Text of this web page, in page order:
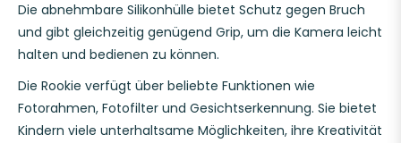
Die abnehmbare Silikonhülle bietet Schutz gegen Bruch
und gibt gleichzeitig genügend Grip, um die Kamera leicht
halten und bedienen zu können.
Die Rookie verfügt über beliebte Funktionen wie
Fotorahmen, Fotofilter und Gesichtserkennung. Sie bietet
Kindern viele unterhaltsame Möglichkeiten, ihre Kreativität